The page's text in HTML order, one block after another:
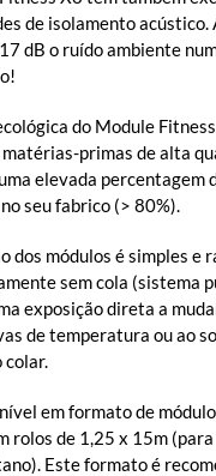
de isolamento acústico.
dB o ruído ambiente
do Module
matérias-primas de alta
elevada percentagem
seu fabrico (> 80%).
dos módulos é simples e
sem cola (sistema
exposição direta a
de temperatura ou ao
colar.
em formato de
rolos de 1,25 x 15m
Este formato é